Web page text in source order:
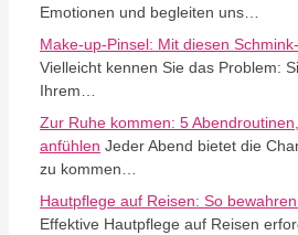
Emotionen und begleiten uns…
Make-up-Pinsel: Mit diesen
Vielleicht kennen Sie das Problem:
Ihrem…
Zur Ruhe kommen: 5
anfühlen Jeder Abend bietet die
zu kommen…
Hautpflege auf Reisen: So
Effektive Hautpflege auf Reisen